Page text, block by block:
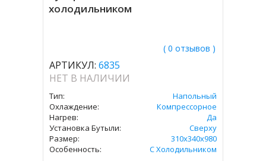
холодильником
( 0 отзывов )
АРТИКУЛ: 6835
НЕТ В НАЛИЧИИ
Тип:
Напольный
Охлаждение:
Компрессорное
Нагрев:
Да
Установка Бутыли:
Сверху
Размер:
310х340х980
Особенность:
С Холодильником